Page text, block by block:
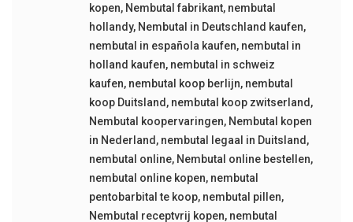
kopen, Nembutal fabrikant, nembutal
hollandy, Nembutal in Deutschland kaufen,
nembutal in española kaufen, nembutal in
holland kaufen, nembutal in schweiz
kaufen, nembutal koop berlijn, nembutal
koop Duitsland , nembutal koop zwitserland ,
Nembutal koopervaringen, Nembutal kopen
in Nederland , nembutal legaal in Duitsland ,
nembutal online, Nembutal online bestellen,
nembutal online kopen, nembutal
pentobarbital te koop, nembutal pillen,
Nembutal receptvrij kopen, nembutal